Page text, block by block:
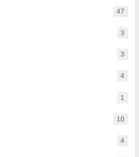
47
3
3
4
1
10
4